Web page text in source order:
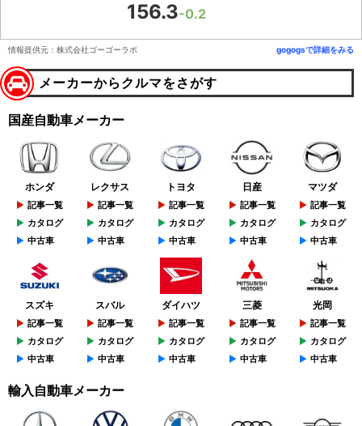
156.3-0.2
情報提供元：株式会社ゴーゴーラボ gogogsで詳細をみる
メーカーからクルマをさがす
国産自動車メーカー
ホンダ
記事一覧
カタログ
中古車
レクサス
記事一覧
カタログ
中古車
トヨタ
記事一覧
カタログ
中古車
日産
記事一覧
カタログ
中古車
マツダ
記事一覧
カタログ
中古車
スズキ
記事一覧
カタログ
中古車
スバル
記事一覧
カタログ
中古車
ダイハツ
記事一覧
カタログ
中古車
三菱
記事一覧
カタログ
中古車
光岡
記事一覧
カタログ
中古車
輸入自動車メーカー